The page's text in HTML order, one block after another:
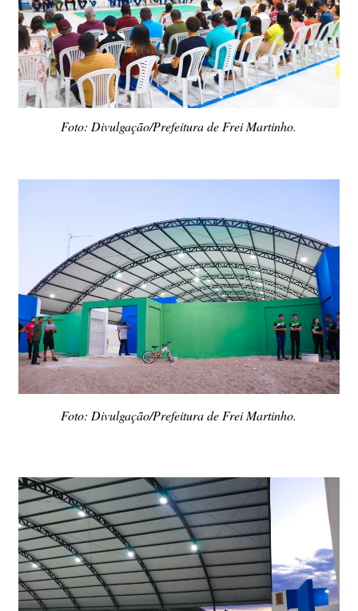
Foto: Divulgação/Prefeitura de Frei Martinho.
Foto: Divulgação/Prefeitura de Frei Martinho.